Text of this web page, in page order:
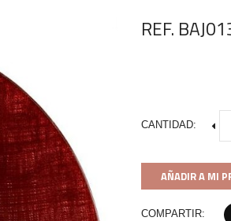
REF.
CANTIDAD:
AÑADIR A MI
COMPARTIR: